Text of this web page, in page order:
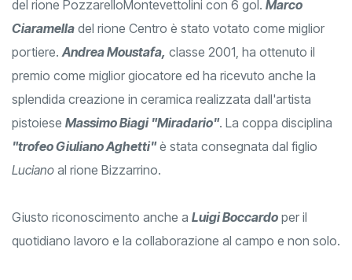
Capocannoniere del torneo si è laureato Luca Della Marca
del rione PozzarelloMontevettolini con 6 gol.Marco
Ciaramelladel rione Centro è stato votato come miglior
portiere.Andrea Moustafa,classe 2001, ha ottenuto il
premio come miglior giocatore ed ha ricevuto anche la
splendida creazione in ceramica realizzata dall'artista
pistoieseMassimo Biagi "Miradario". La coppa disciplina
"trofeo Giuliano Aghetti"è stata consegnata dal figlio
Giusto riconoscimento anche aLuigi Boccardoper il